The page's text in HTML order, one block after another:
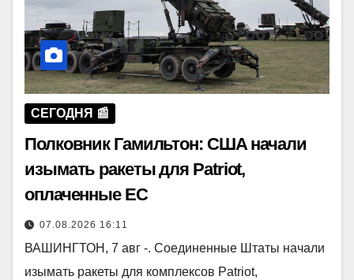
СЕГОДНЯ 📰
Полковник Гамильтон: США начали
изымать ракеты для Patriot,
оплаченные ЕС
07.08.2026 16:11
ВАШИНГТОН, 7 авг -. Соединенные Штаты начали
изымать ракеты для комплексов Patriot,